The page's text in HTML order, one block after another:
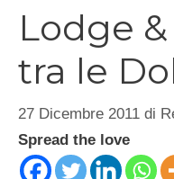
Lodge
tra le
27 Dicembre 2011 di
Spread the love